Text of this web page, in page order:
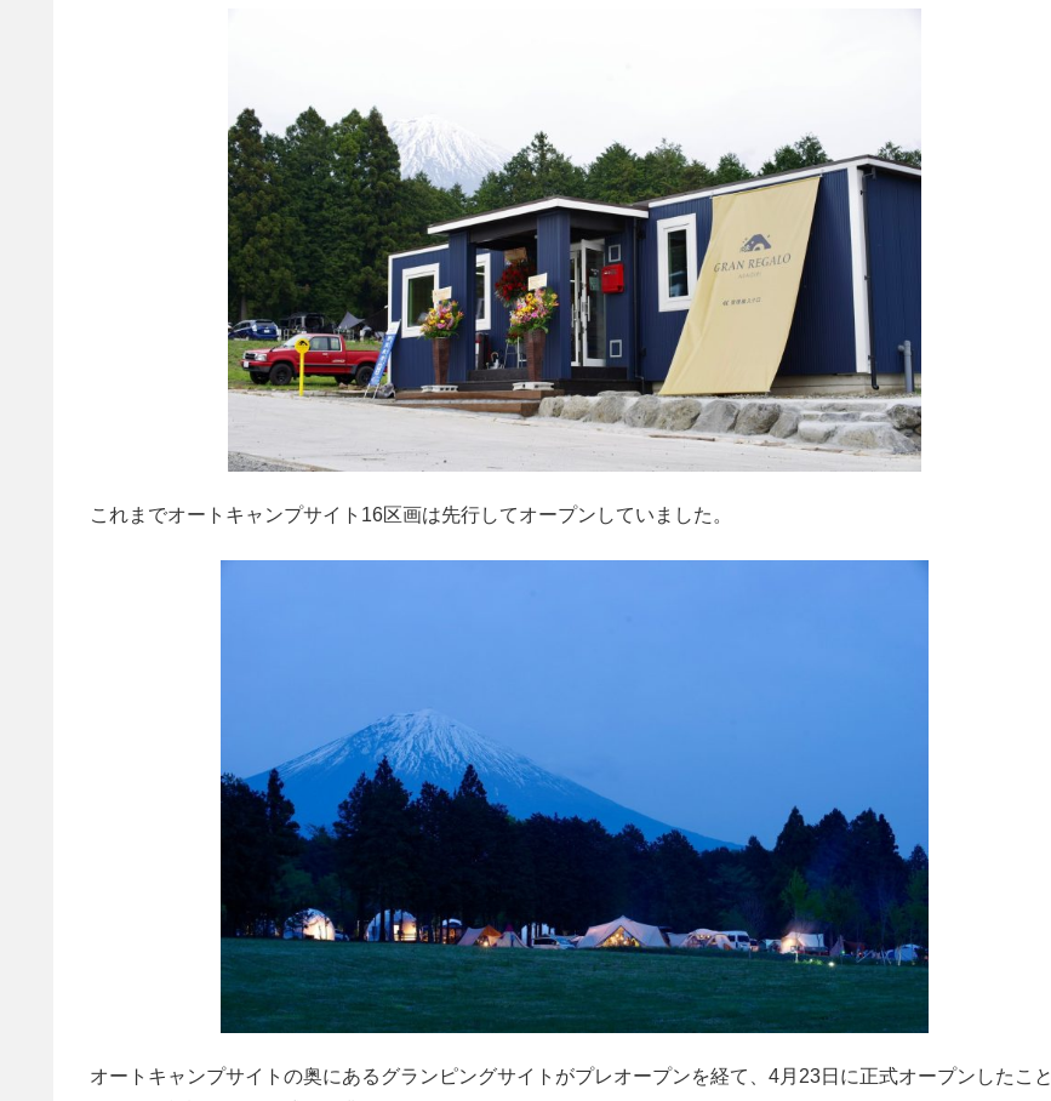
これまでオートキャンプサイト16区画は先行してオープンしていました。
オートキャンプサイトの奥にあるグランピングサイトがプレオープンを経て、4月23日に正式オープンしたこと